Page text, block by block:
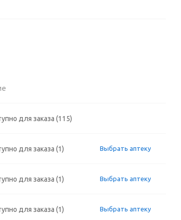
для заказа (115)
для заказа (1) Выбрать аптеку
для заказа (1) Выбрать аптеку
для заказа (1) Выбрать аптеку